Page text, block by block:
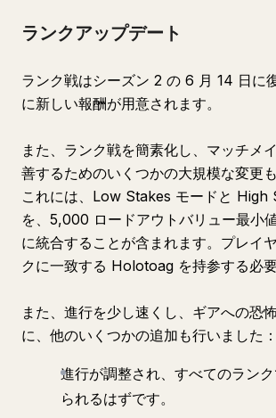
ランクアップデート
ランク戦はシーズン 2 の 6 月 14 日に
に新しい報酬が用意されます。
また、ランク戦を簡素化し、マッチメ
善するためのいくつかの大規模な変更
これには、Low Stakes モードと High
を、5,000 ロードアウトバリュー最小
に統合することが含まれます。プレイ
クに一致する Holotoag を持参する必要
また、進行を少し速くし、ギアへの恐
に、他のいくつかの追加も行いました：
進行が調整され、すべてのラン
られるはずです。